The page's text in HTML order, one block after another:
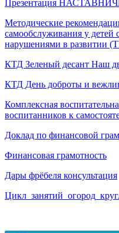
Презентация Н
Методические
самообслуживания у
нарушениями в развитии
КТД Зеленый десант Наш
КТД День доброты и
Комплексная
воспитанников к
Доклад по финансовой
Финансовая грамотность
Дары фрёбеля консультация